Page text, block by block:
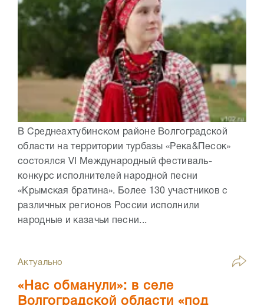
В Среднеахтубинском районе Волгоградской
области на территории турбазы «Река&Песок»
состоялся VI Международный фестиваль-
конкурс исполнителей народной песни
«Крымская братина». Более 130 участников с
различных регионов России исполнили
народные и казачьи песни...
Актуально
«Нас обманули»: в селе
Волгоградской области «под